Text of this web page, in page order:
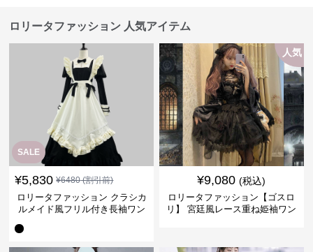
ロリータファッション 人気アイテム
SALE
¥5,830 ¥6480(割引前)
ロリータファッション クラシカ
ルメイド風フリル付き長袖ワン
人気
¥9,080 (税込)
ロリータファッション【ゴスロ
リ】 宮廷風レース重ね姫袖ワン